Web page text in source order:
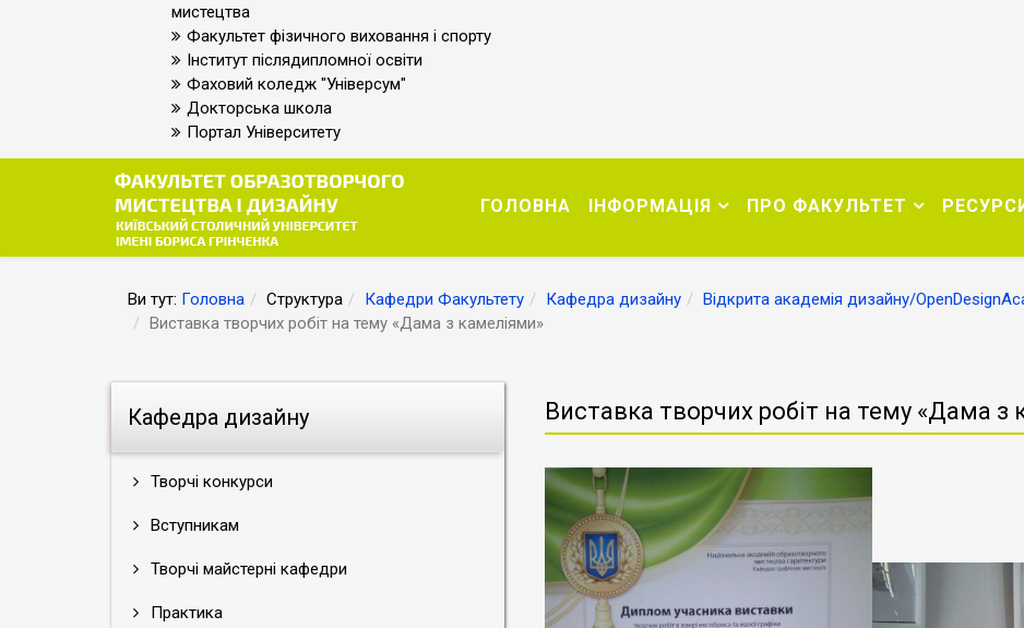
мистецтва
Факультет фізичного виховання і спорту
Інститут післядипломної освіти
Фаховий коледж "Універсум"
Докторська школа
Портал Університету
ГОЛОВНА ІНФОРМАЦІЯ ПРО ФАКУЛЬТЕТ
Ви тут: Головна Структура Кафедри Факультету Кафедра дизайну Відкрита академія дизайну/
Виставка творчих робіт на тему «Дама з камеліями»
Кафедра дизайну
Творчі конкурси
Вступникам
Творчі майстерні кафедри
Практика
Виставка творчих робіт на тему «Дама з